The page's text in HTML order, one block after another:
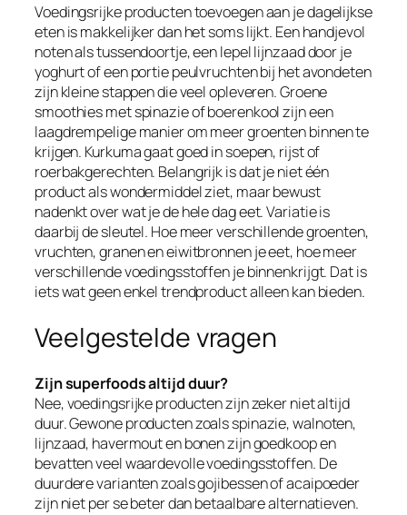
Voedingsrijke producten toevoegen aan je dagelijkse
eten is makkelijker dan het soms lijkt. Een handjevol
noten als tussendoortje, een lepel lijnzaad door je
yoghurt of een portie peulvruchten bij het avondeten
zijn kleine stappen die veel opleveren. Groene
smoothies met spinazie of boerenkool zijn een
laagdrempelige manier om meer groenten binnen te
krijgen. Kurkuma gaat goed in soepen, rijst of
roerbakgerechten. Belangrijk is dat je niet één
product als wondermiddel ziet, maar bewust
nadenkt over wat je de hele dag eet. Variatie is
daarbij de sleutel. Hoe meer verschillende groenten,
vruchten, granen en eiwitbronnen je eet, hoe meer
verschillende voedingsstoffen je binnenkrijgt. Dat is
iets wat geen enkel trendproduct alleen kan bieden.
Veelgestelde vragen
Zijn superfoods altijd duur?
Nee, voedingsrijke producten zijn zeker niet altijd
duur. Gewone producten zoals spinazie, walnoten,
lijnzaad, havermout en bonen zijn goedkoop en
bevatten veel waardevolle voedingsstoffen. De
duurdere varianten zoals gojibessen of acaipoeder
zijn niet per se beter dan betaalbare alternatieven.